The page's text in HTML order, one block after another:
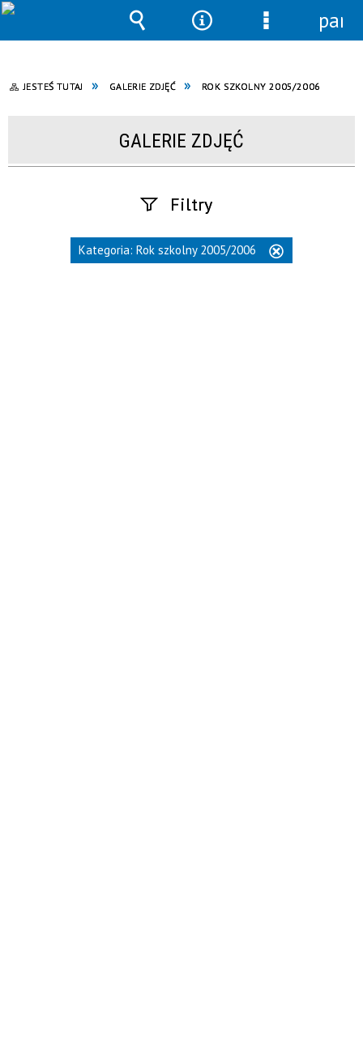
JESTEŚ TUTAJ GALERIE ZDJĘĆ ROK SZKOLNY 2005/2006
GALERIE ZDJĘĆ
Filtry
Fraza
Kategoria: Rok szkolny 2005/2006
Wyszukiwarka
NarzędziaMenu